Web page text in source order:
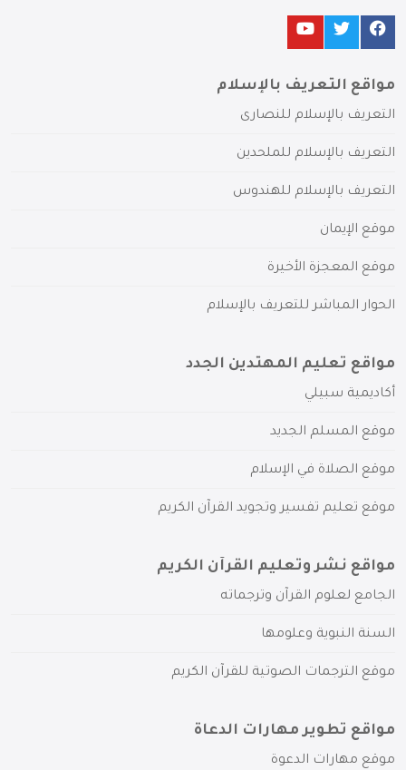
مواقع التعريف بالإسلام
التعريف بالإسلام للنصارى
التعريف بالإسلام للملحدين
التعريف بالإسلام للهندوس
موقع الإيمان
موقع المعجزة الأخيرة
الحوار المباشر للتعريف بالإسلام
مواقع تعليم المهتدين الجدد
أكاديمية سبيلي
موقع المسلم الجديد
موقع الصلاة في الإسلام
موقع تعليم تفسير وتجويد القرآن الكريم
مواقع نشر وتعليم القرآن الكريم
الجامع لعلوم القرآن وترجماته
السنة النبوية وعلومها
موقع الترجمات الصوتية للقرآن الكريم
مواقع تطوير مهارات الدعاة
موقع مهارات الدعوة